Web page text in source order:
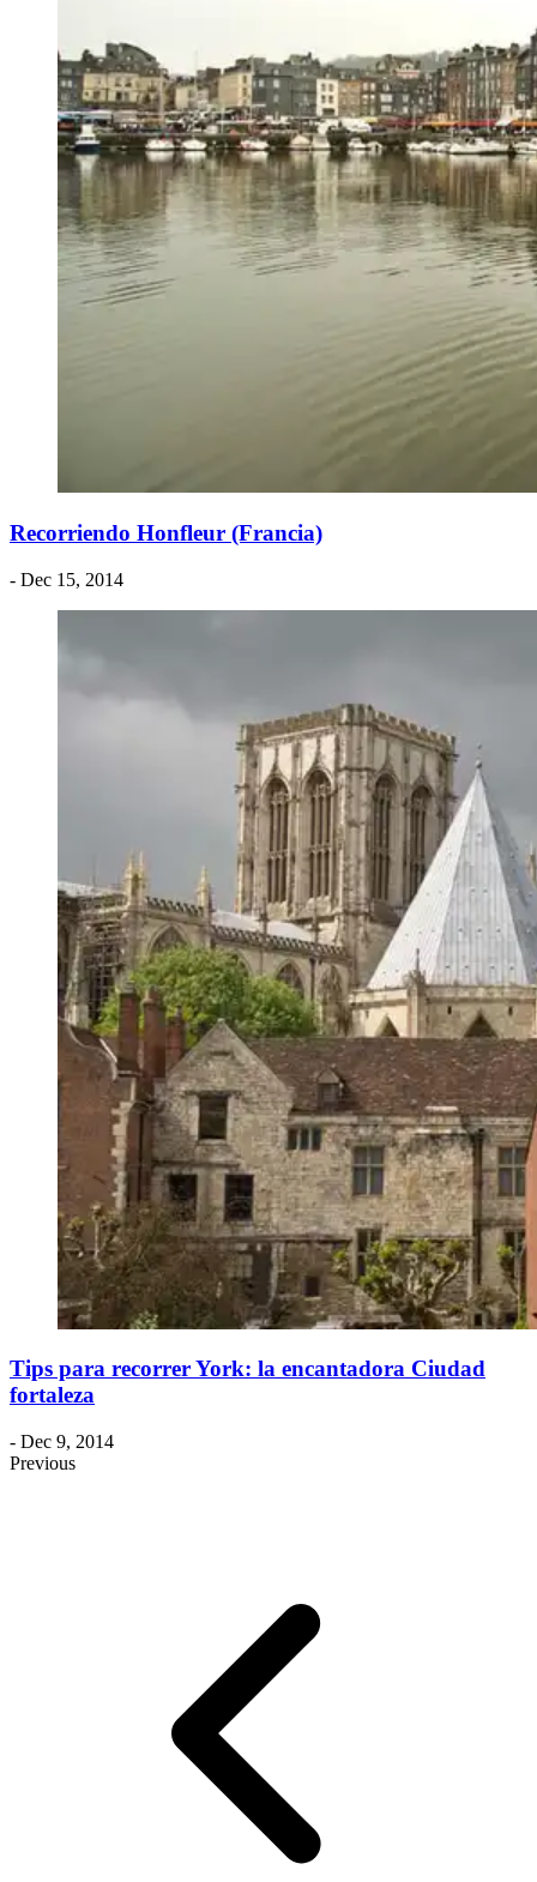
​Recorriendo Honfleur (Francia)
- Dec 15, 2014
Tips para recorrer York: la encantadora Ciudad
fortaleza
- Dec 9, 2014
Previous